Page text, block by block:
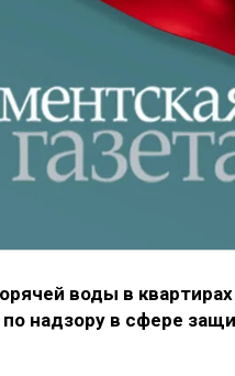
воды в
надзору в сфере